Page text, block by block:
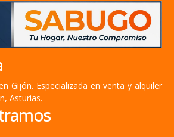
Gijón. Especializada en venta y alquiler
Asturias.